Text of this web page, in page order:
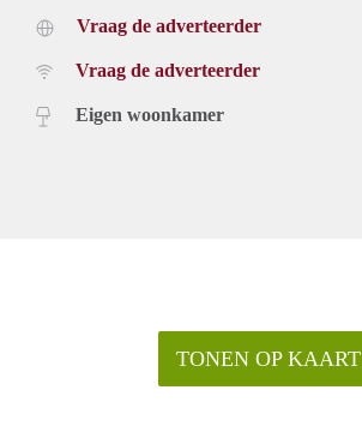
Vraag de adverteerder
Vraag de adverteerder
Eigen woonkamer
TONEN OP KAART